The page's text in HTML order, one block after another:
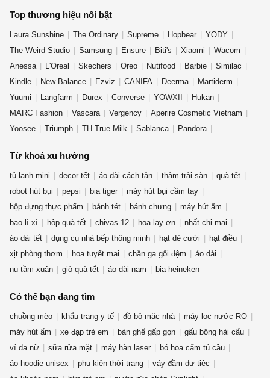
Top thương hiệu nổi bật
Laura Sunshine The Ordinary Supreme Hopbear
YODY
The Weird Studio
Samsung Ensure Biti's Xiaomi
Wacom
Anessa
L'Oreal Skechers Oreo Nutifood Barbie
Similac
Kindle
New Balance Ezviz CANIFA Deerma
Martiderm
Yuumi
Langfarm Durex Converse YOWXII
Hukan
MARC Fashion
Vascara Vergency
Aperire Cosmetic Vietnam
Yoosee
Triumph TH True Milk Sablanca
Pandora
Từ khoá xu hướng
tủ lạnh mini decor tết áo dài cách tân thảm trải sàn
quà tết
robot hút bụi
pepsi bia tiger
máy hút bụi cầm tay
hộp đựng thực phẩm
bánh tét bánh chưng
máy hút ẩm
bao lì xì
hộp quà tết chivas 12 hoa lay ơn
nhất chi mai
áo dài tết
dụng cụ nhà bếp thông minh hạt dẻ cười
hạt điều
xịt phòng thơm
hoa tuyết mai chăn ga gối đệm
áo dài
nụ tầm xuân
giỏ quà tết áo dài nam bia heineken
Có thể bạn đang tìm
chuồng mèo khẩu trang y tế đồ bộ mặc nhà
máy lọc nước RO
máy hút ẩm
xe đạp trẻ em bàn ghế gấp gọn
gấu bông hải cẩu
ví da nữ
sữa rửa mặt máy hàn laser
bó hoa cẩm tú cầu
áo hoodie unisex
phụ kiện thời trang
váy đầm dự tiệc